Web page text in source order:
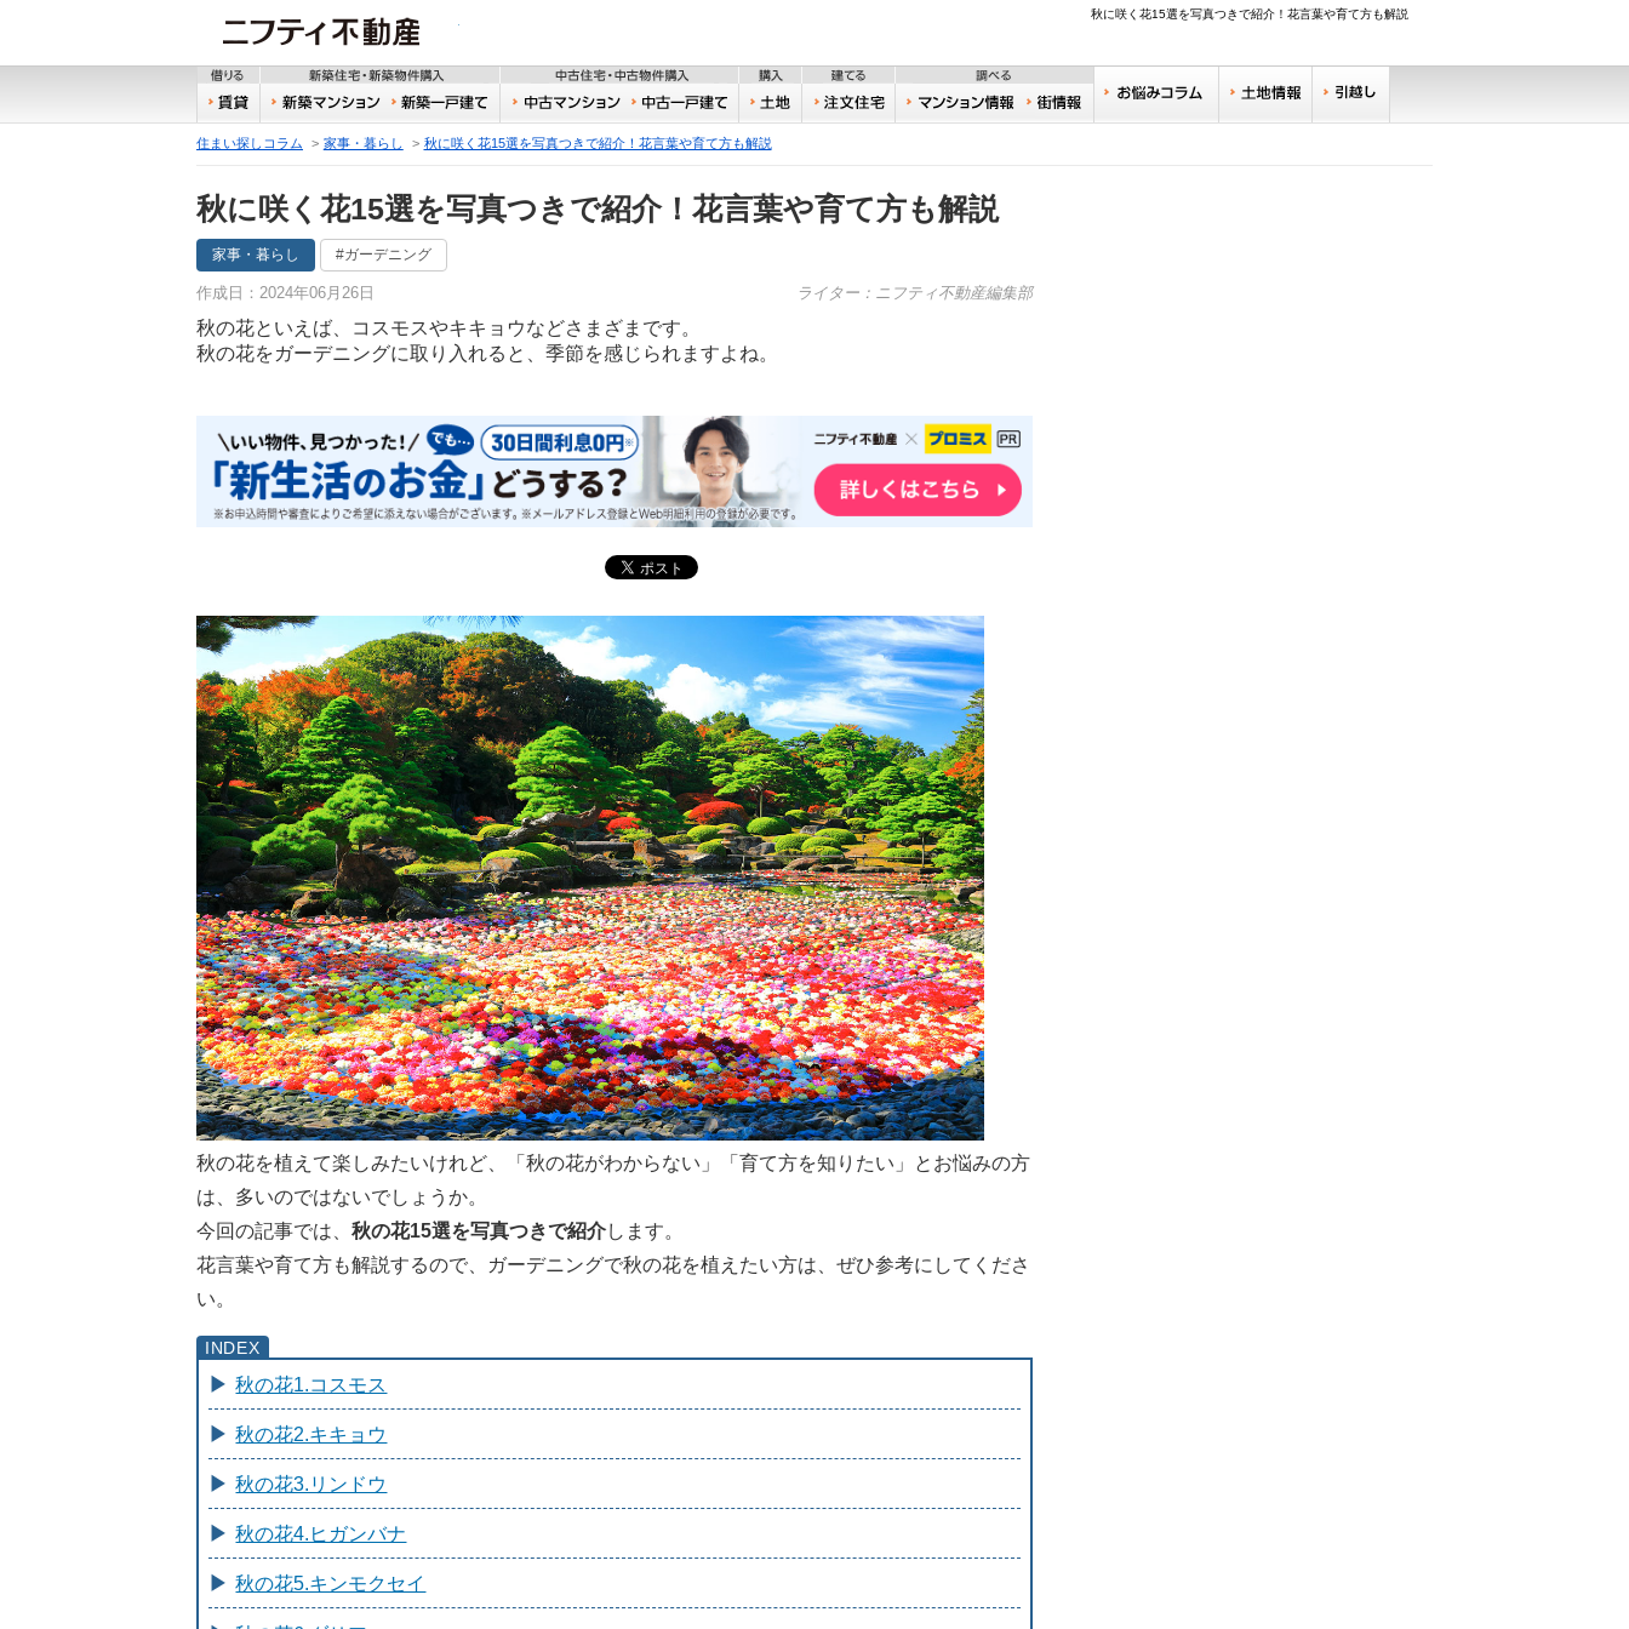
秋に咲く花15選を写真つきで紹介！花言葉や育て方も解説
借りる 新築住宅・新築物件購入 中古住宅・中古物件購入
購入
賃貸
新築マンション 新築一戸建て 中古マンション 中古一戸建て
土地 注文住宅 おうちリサーチ住みやすい街サーチ
住まい探しコラム 家事・暮らし 秋に咲く花15選を写真つきで紹介！花言葉や育て方も解説
秋に咲く花15選を写真つきで紹介！花言葉や育て方も解説
家事・暮らし #ガーデニング
作成日：2024年06月26日 ライター：ニフティ不動産編集部
秋の花といえば、コスモスやキキョウなどさまざまです。
秋の花をガーデニングに取り入れると、季節を感じられますよね。
秋の花を植えて楽しみたいけれど、「秋の花がわからない」「育て方を知りたい」とお悩みの方
は、多いのではないでしょうか。
今回の記事では、 秋の花15選を写真つきで紹介します。
花言葉や育て方も解説するので、ガーデニングで秋の花を植えたい方は、ぜひ参考にしてくださ
い。
秋の花1.コスモス
秋の花2.キキョウ
秋の花3.リンドウ
秋の花4.ヒガンバナ
秋の花5.キンモクセイ